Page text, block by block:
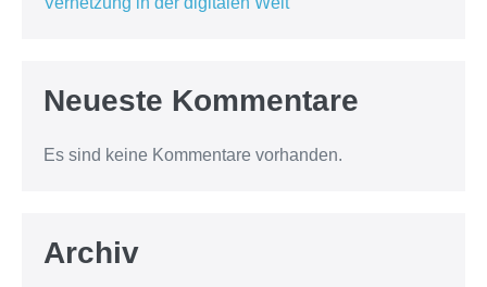
Neueste Kommentare
Es sind keine Kommentare vorhanden.
Archiv